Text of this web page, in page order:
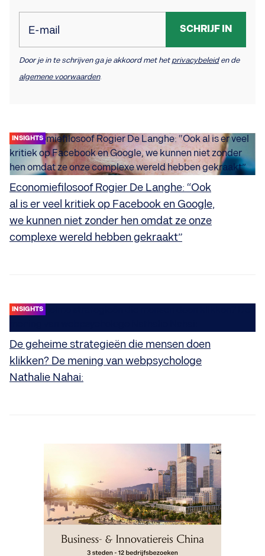
E-mail SCHRIJF IN
Door je in te schrijven ga je akkoord met hetprivacybeleiden de
algemene voorwaarden.
INSIGHTS
Economiefilosoof Rogier De Langhe: “Ook
al is er veel kritiek op Facebook en Google,
we kunnen niet zonder hen omdat ze onze
complexe wereld hebben gekraakt”
INSIGHTS
De geheime strategieën die mensen doen
klikken? De mening van webpsychologe
Nathalie Nahai: